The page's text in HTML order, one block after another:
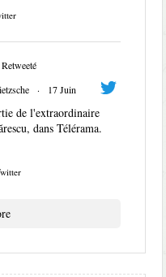
· 17 Juin
de l'extraordinaire
dans Télérama.